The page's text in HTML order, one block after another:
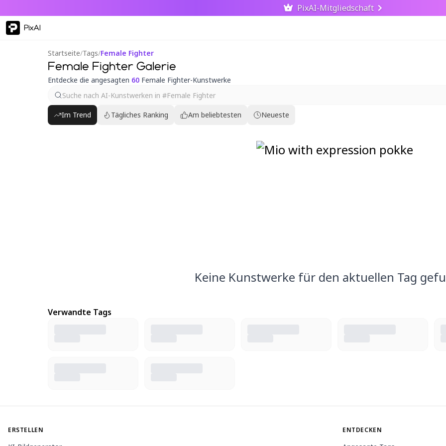
PixAI-Mitgliedschaft
PixAI
Startseite/Tags/Female Fighter
Female Fighter Galerie
Entdecke die angesagten 60 Female Fighter-Kunstwerke
Im Trend Tägliches Ranking Am beliebtesten Neueste
Keine Kunstwerke für den aktuellen Tag
Verwandte Tags
ERSTELLEN ENTDECKEN